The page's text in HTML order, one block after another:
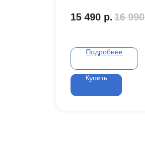
15 490 р.16 990
Подробнее
Купить